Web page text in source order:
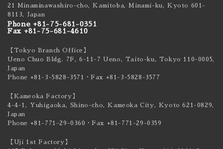
21 Minaminawashiro-cho, Kamitoba, Minami-ku,Kyoto 601-
8113, Japan
Phone +81-75-681-0351
Fax +81-75-681-4610
【Tokyo Branch Office】
Ueno Chuo Bldg. 7F, 6-11-7 Ueno, Taito-ku, Tokyo 110-0005,
Japan
Phone +81-3-5828-3571
・Fax +81-3-5828-3577
【Kameoka Factory】
4-4-1, Yuhigaoka, Shino-cho, Kameoka City, Kyoto 621-0829,
Japan
Phone +81-771-29-0360 ・Fax +81-771-29-0359
【Uji 1st Factory】